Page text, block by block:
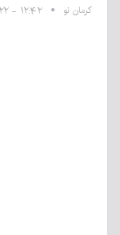
کرمان نو ۱۲:۴۲ - ۲۲ اردیبهشت ۱۳۹۹